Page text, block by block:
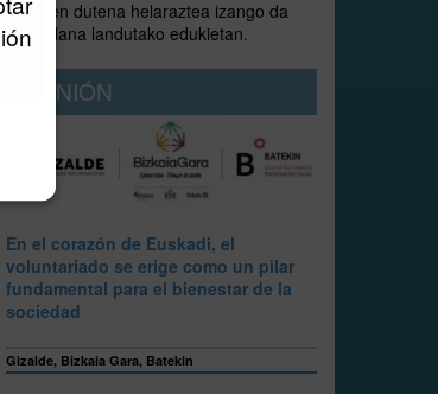
jasotzen dutena helaraztea izango da
euren lana landutako edukietan.
OPINIÓN
En el corazón de Euskadi, el
voluntariado se erige como un pilar
fundamental para el bienestar de la
sociedad
Gizalde, Bizkaia Gara, Batekin